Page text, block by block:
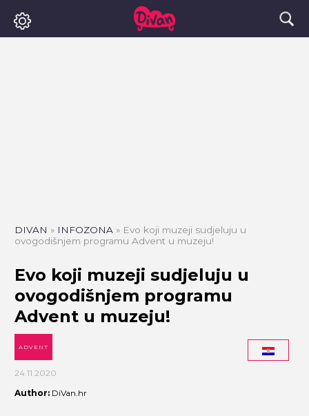
DIVAN » INFOZONA » Evo koji muzeji sudjeluju u
ovogodišnjem programu Advent u muzeju!
Evo koji muzeji sudjeluju u
ovogodišnjem programu
Advent u muzeju!
ADVENT
24.11.2020
Author: DiVan.hr